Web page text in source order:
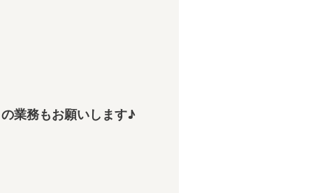
業務もお願いします♪